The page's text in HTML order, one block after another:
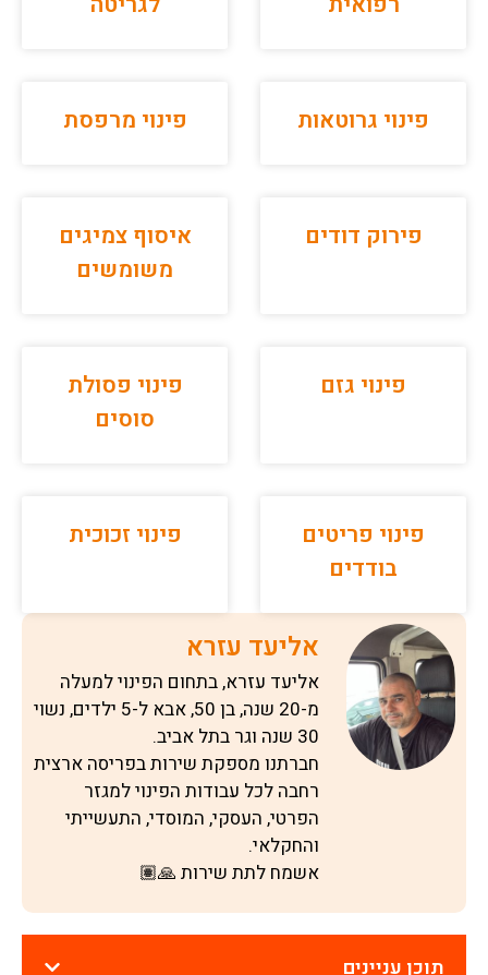
תוכן עניינים
פינוי גרוטאות פינוי מרפסת
פירוק דודים
איסוף צמיגים
משומשים
פינוי גזם
פינוי פסולת
סוסים
פינוי פריטים
בודדים
פינוי זכוכית
אליעד עזרא
אליעד עזרא, בתחום הפינוי למעלה
מ-20 שנה, בן 50, אבא ל-5 ילדים, נשוי
30 שנה וגר בתל אביב.
חברתנו מספקת שירות בפריסה ארצית
רחבה לכל עבודות הפינוי למגזר
הפרטי, העסקי, המוסדי, התעשייתי
והחקלאי.
אשמח לתת שירות 🙏🏽